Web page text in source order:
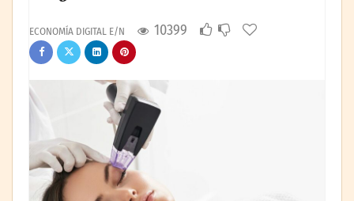
ECONOMÍA DIGITAL E/N 10399